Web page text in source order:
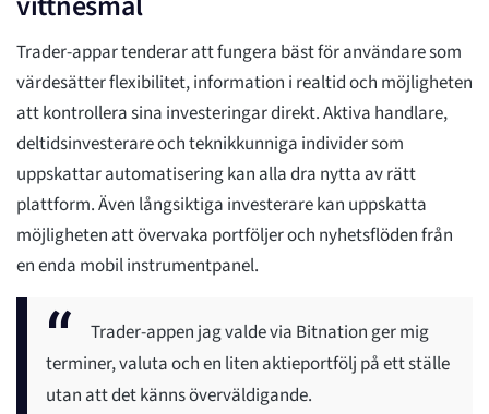
Trader-appar tenderar att fungera bäst för användare som
värdesätter flexibilitet, information i realtid och möjligheten
att kontrollera sina investeringar direkt. Aktiva handlare,
deltidsinvesterare och teknikkunniga individer som
uppskattar automatisering kan alla dra nytta av rätt
plattform. Även långsiktiga investerare kan uppskatta
möjligheten att övervaka portföljer och nyhetsflöden från
en enda mobil instrumentpanel.
Trader-appen jag valde via Bitnation ger mig
terminer, valuta och en liten aktieportfölj på ett ställe
utan att det känns överväldigande.